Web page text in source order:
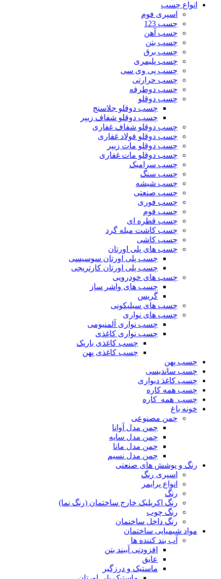
انواع چسب
اسپری فوم
چسب 123
چسب آهن
چسب بتن
چسب برق
چسب پلیمری
چسب پی وی سی
چسب حرارتی
چسب دوطرفه
چسب دوقلو
چسب دوقلو جلاسنج
چسب دوقلو شفاف زیپر
چسب دوقلو شفاف غفاری
چسب دوقلو فولاد غفاری
چسب دوقلو مات زیپر
چسب دوقلو مات غفاری
چسب سرامیک
چسب سنگ
چسب شیشه
چسب صنعتی
چسب فوری
چسب فوم
چسب قطره ای
چسب کاشت میله گرد
چسب کاشی
چسب های پلی اورتان
چسب پلی اورتان سوسیسی
چسب پلی اورتان کارتریجی
چسب های خودرویی
چسب های واشر ساز
گریس
چسب های سیلیکونی
چسب های نواری
چسب نواری آلمنیومی
چسب نواری کاغذی
چسب کاغذی باریک
چسب کاغذی پهن
چسب پهن
چسب ساندیسی
چسب کاغذ دیواری
چسب همه کاره
چسب_همه_کاره
خونه باغ
چمن مصنوعی
چمن مدل آوانا
چمن مدل سایه
چمن مدل مانا
چمن مدل نسیم
رنگ و پوشش های صنعتی
اسپری رنگ
انواع پرایمر
رنگ
رنگ اکریلیک خارج ساختمان (رنگ نما)
رنگ چوب
رنگ داخل ساخنمان
مواد شیمیایی ساختمان
آب بند کننده ها
افزودنی آببند بتن
عایق
ماستیک و درزگیر